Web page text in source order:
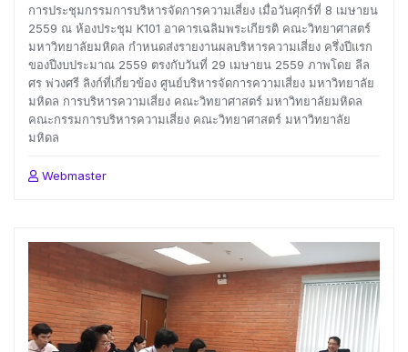
การประชุมกรรมการบริหารจัดการความเสี่ยง เมื่อวันศุกร์ที่ 8 เมษายน
2559 ณ ห้องประชุม K101 อาคารเฉลิมพระเกียรติ คณะวิทยาศาสตร์
มหาวิทยาลัยมหิดล กำหนดส่งรายงานผลบริหารความเสี่ยง ครึ่งปีแรก
ของปีงบประมาณ 2559 ตรงกับวันที่ 29 เมษายน 2559 ภาพโดย ลีล
ศร พ่วงศรี ลิงก์ที่เกี่ยวข้อง ศูนย์บริหารจัดการความเสี่ยง มหาวิทยาลัย
มหิดล การบริหารความเสี่ยง คณะวิทยาศาสตร์ มหาวิทยาลัยมหิดล
คณะกรรมการบริหารความเสี่ยง คณะวิทยาศาสตร์ มหาวิทยาลัย
มหิดล
Webmaster